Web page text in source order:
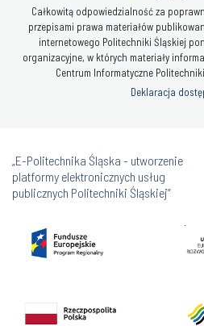
Całkowitą odpowiedzialność za
przepisami prawa materiałów
internetowego Politechniki Śląskiej
organizacyjne, w których materiały
Centrum Informatyczne
Deklaracja
„E-Politechnika Śląska - utworzenie
platformy elektronicznych usług
publicznych Politechniki Śląskiej”